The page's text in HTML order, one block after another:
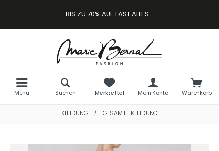
BIS ZU 70% AUF FAST ALLES
Menü Warenkorb
Merkzettel Mein Konto
Suchen
KLEIDUNG / GESAMTE KLEIDUNG